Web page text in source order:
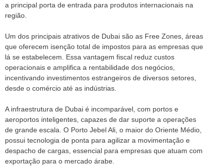
a principal porta de entrada para produtos internacionais na
região.
Um dos principais atrativos de Dubai são as Free Zones, áreas
que oferecem isenção total de impostos para as empresas que
lá se estabelecem. Essa vantagem fiscal reduz custos
operacionais e amplifica a rentabilidade dos negócios,
incentivando investimentos estrangeiros de diversos setores,
desde o comércio até as indústrias.
A infraestrutura de Dubai é incomparável, com portos e
aeroportos inteligentes, capazes de dar suporte a operações
de grande escala. O Porto Jebel Ali, o maior do Oriente Médio,
possui tecnologia de ponta para agilizar a movimentação e
despacho de cargas, essencial para empresas que atuam com
exportação para o mercado árabe.